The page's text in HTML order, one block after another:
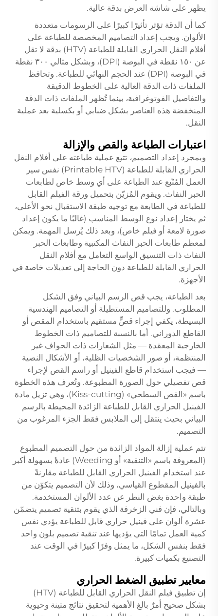
يظهر على شاشة العرض بدقة عالية.
كما أن الدقة تؤثر تأثيرًا كبيرًا على الرسومات متعددة
الألوان. ويجب إعداد التصاميم المخصصة للطباعة على
أفلام النقل الحراري القابلة للطباعة (HTV) بدقة لا تقل
عن ١٥٠ نقطة في البوصة (DPI)، وبشكل مثالي ٣٠٠ نقطة
في البوصة (DPI) عند الحجم النهائي للطباعة. وتحافظ
الملفات ذات الدقة العالية على الخطوط الدقيقة
والتفاصيل الفوتوغرافية، بينما تُظهر الملفات ذات الدقة
المنخفضة هذه العناصر بشكل ضبابي أو بكسلية بعد عملية
النقل.
اعتبارات الطباعة والقص والإزالة
وبمجرد إعداد التصميم، تتبع عملية طباعته على أفلام النقل
الحراري القابلة للطباعة (Printable HTV) نفس سير
العمل المُتّبع عند الطباعة على أي وسط خاص لطابعات
الحبر النفاث. ويقوم المُزيّن بتحميل ورقة الفيلم القابل
للطباعة في الطابعة مع توجيه طبقة الاستقبال نحو الأعلى،
ثم يختار إعداد نوع الوسط المناسب (غالبًا ما يكون إعداد
صورة لامعة أو فيلم خاص)، وبعد ذلك يُرسل المهمة. ويمكن
لمعظم طابعات الحبر النفاث المكتبية وطابعات الحبر
النفاث ذات التنسيق الواسع التعامل مع أفلام النقل
الحراري القابلة للطباعة دون الحاجة إلى تعديلات خاصة في
الأجهزة.
بعد الطباعة، يجب قص الرسم البياني وفق الشكل
المطلوب. وللتصاميم المستطيلة أو التصاميم الهندسية
البسيطة، يكفي إجراء قصٍّ مستقيم باستخدام المقص أو
القاطع الدوراني. أما بالنسبة للتصاميم ذات الخطوط
الخارجية المعقدة — مثل الشعارات ذات الحواف غير
المنتظمة، أو صور الشخصيات الظلية، أو الأشكال النصية
— فيجب استخدام قاطع الفينيل أو راسم القص لإجراء
قص تفصيلي حول الصورة المطبوعة. وتُعرف هذه الخطوة
باسم «القص السطحي» (Kiss-cutting)، وهي تزيل مادة
الفينيل الحراري القابل للطباعة الزائدة المحيطة بالرسم
البياني بحيث ينتقل إلى الملابس فقط الجزء المرغوب من
التصميم.
تتم عملية إزالة المواد الزائدة من حول التصميم المطبوع
(المعروفة باسم «التنقية» أو Weeding) عادةً بسهولة أكبر
عند استخدام الفينيل الحراري القابل للطباعة مقارنةً
بالفينيل المقطوع القياسي، وذلك لأن التصميم يتكوّن من
طبقة واحدة بغض النظر عن عدد الألوان المستخدمة.
وبالتالي، فإن فني الزخرفة الذي يقوم بتنقية تصميم يتضمّن
عشرة ألوان على فينيل حراري قابل للطباعة يؤدي نفس
كمية العمل تمامًا التي يؤديها عند تنقية تصميم بلون واحد
فقط بنفس الشكل، ما يمثل وفرًا كبيرًا في الوقت عند
التصنيع بكميات كبيرة.
معايير تطبيق الضغط الحراري
إن تطبيق فيلم النقل الحراري القابل للطباعة (HTV)
بشكل صحيح أمرٌ بالغ الأهمية لتحقيق نتائج متينة وحيوية